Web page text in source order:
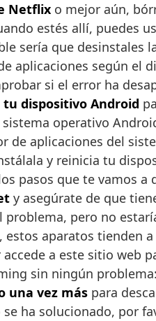
Netflix o mejor aún,
estés allí, puedes
sería que
aplicaciones según el
si el error ha
dispositivo Android
operativo
de aplicaciones del
y reinicia tu
pasos que te vamos a
y asegúrate de que
pero no
aparatos tienden
a este sitio web
sin ningún
una vez más para
ha solucionado, por